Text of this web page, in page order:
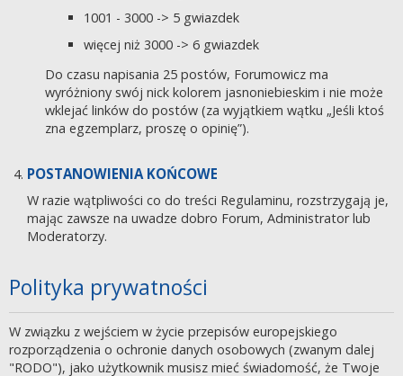
1001 - 3000 -> 5 gwiazdek
więcej niż 3000 -> 6 gwiazdek
Do czasu napisania 25 postów, Forumowicz ma
wyróżniony swój nick kolorem jasnoniebieskim i nie może
wklejać linków do postów (za wyjątkiem wątku „Jeśli ktoś
zna egzemplarz, proszę o opinię”).
POSTANOWIENIA KOŃCOWE
W razie wątpliwości co do treści Regulaminu, rozstrzygają je,
mając zawsze na uwadze dobro Forum, Administrator lub
Moderatorzy.
Polityka prywatności
W związku z wejściem w życie przepisów europejskiego
rozporządzenia o ochronie danych osobowych (zwanym dalej
"RODO"), jako użytkownik musisz mieć świadomość, że Twoje